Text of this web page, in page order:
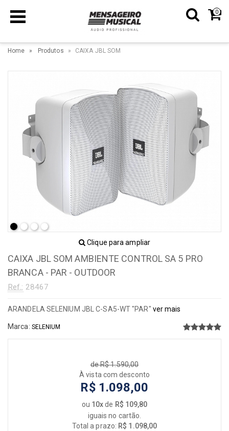
0
Home Produtos CAIXA JBL SOM
Clique para ampliar
CAIXA JBL SOM AMBIENTE CONTROL SA 5 PRO
BRANCA - PAR - OUTDOOR
Ref.: 28467
ARANDELA SELENIUM JBL C-SA5-WT "PAR" ver mais
Marca: SELENIUM
de R$ 1.590,00
À vista com desconto
R$ 1.098,00
ou 10xde R$ 109,80
iguais no cartão.
Total a prazo: R$ 1.098,00